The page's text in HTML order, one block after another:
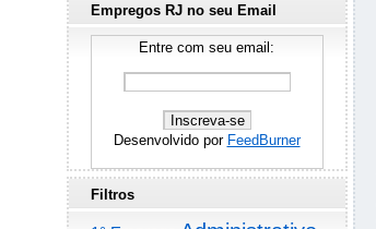
Empregos RJ no seu Email
Entre com seu email:
Desenvolvido por FeedBurner
Filtros